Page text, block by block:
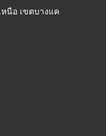
นือ เขตบางแค